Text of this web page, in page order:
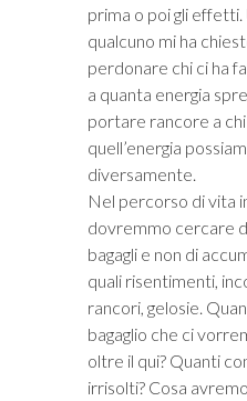
prima o poi gli
qualcuno mi ha
perdonare chi ci ha
a quanta energia
portare rancore a
quell’energia
diversamente.
Nel percorso di vita
dovremmo cercare
bagagli e non di
quali risentimenti,
rancori, gelosie.
bagaglio che ci
oltre il qui? Quanti
irrisolti? Cosa